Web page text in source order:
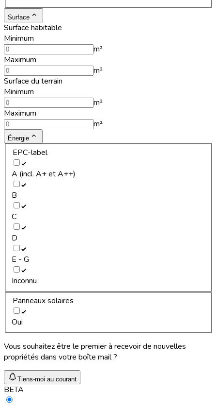
Surface
Surface habitable
Minimum
m²
Maximum
m²
Surface du terrain
Minimum
m²
Maximum
m²
Énergie
EPC-label
A (incl. A+ et A++)
B
C
D
E - G
Inconnu
Panneaux solaires
Oui
Vous souhaitez être le premier à recevoir de nouvelles
propriétés dans votre boîte mail ?
Tiens-moi au courant
BETA